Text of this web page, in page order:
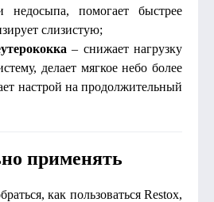
недосыпа, помогает быстрее
слизистую;
– снижает нагрузку
делает мягкое небо более
настрой на продолжительный
применять
как пользоваться Restox,